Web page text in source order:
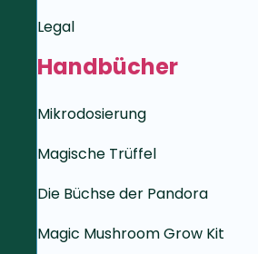
Legal
Handbücher
Mikrodosierung
Magische Trüffel
Die Büchse der Pandora
Magic Mushroom Grow Kit